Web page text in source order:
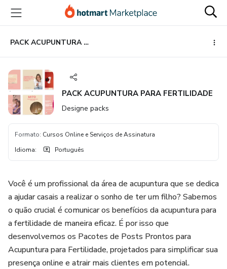
para
conteúdo
principal
para
pagamento
para
rodapé
PACK ACUPUNTURA PARA FERTILIDADE
PACK ACUPUNTURA PARA FERTILIDADE
Designe packs
Formato: Cursos Online e Serviços de Assinatura
Idioma: Português
Você é um profissional da área de acupuntura que se dedica
a ajudar casais a realizar o sonho de ter um filho? Sabemos
o quão crucial é comunicar os benefícios da acupuntura para
a fertilidade de maneira eficaz. É por isso que
desenvolvemos os Pacotes de Posts Prontos para
Acupuntura para Fertilidade, projetados para simplificar sua
presença online e atrair mais clientes em potencial.